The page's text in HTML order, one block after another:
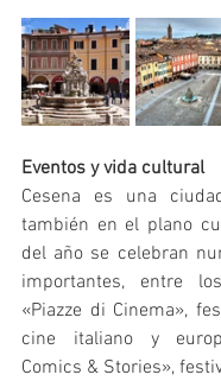
Eventos y vida cultural
Cesena es una
también en el plano
del año se celebran
importantes, entre
«Piazze di Cinema»,
cine italiano y
Comics & Stories»,